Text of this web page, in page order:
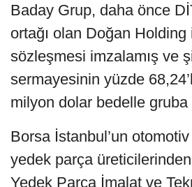
Baday Grup, daha önce
ortağı olan Doğan
sözleşmesi imzalamış ve
sermayesinin yüzde
milyon dolar bedelle
Borsa İstanbul’un
yedek parça
Yedek Parça İmalat ve